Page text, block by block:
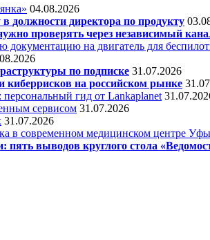
04.08.2026
должности директора по продукту
проверять через независимый
на двигатель для
по подписке 31.07.2026
на российском рынке
гид от Lankaplanet
сервисом 31.07.2026
31.07.2026
в современном медицинском центре Уфы
пять выводов круглого стола